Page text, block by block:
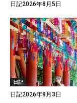
日記2026年8月5日
日記
日記2026年8月3日